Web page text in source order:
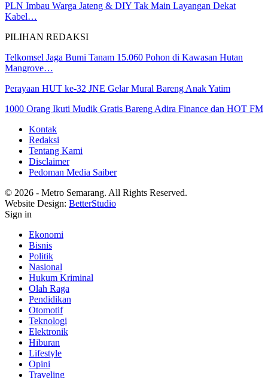
PLN Imbau Warga Jateng & DIY Tak Main Layangan Dekat
Kabel…
PILIHAN REDAKSI
Telkomsel Jaga Bumi Tanam 15.060 Pohon di Kawasan Hutan
Mangrove…
Perayaan HUT ke-32 JNE Gelar Mural Bareng Anak Yatim
1000 Orang Ikuti Mudik Gratis Bareng Adira Finance dan HOT FM
Kontak
Redaksi
Tentang Kami
Disclaimer
Pedoman Media Saiber
© 2026 - Metro Semarang. All Rights Reserved.
Website Design: BetterStudio
Sign in
Ekonomi
Bisnis
Politik
Nasional
Hukum Kriminal
Olah Raga
Pendidikan
Otomotif
Teknologi
Elektronik
Hiburan
Lifestyle
Opini
Traveling